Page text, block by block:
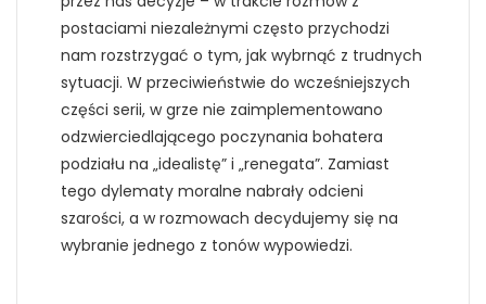
postaciami niezależnymi często przychodzi
nam rozstrzygać o tym, jak wybrnąć z trudnych
sytuacji. W przeciwieństwie do wcześniejszych
części serii, w grze nie zaimplementowano
odzwierciedlającego poczynania bohatera
podziału na „idealistę” i „renegata”. Zamiast
tego dylematy moralne nabrały odcieni
szarości, a w rozmowach decydujemy się na
wybranie jednego z tonów wypowiedzi.